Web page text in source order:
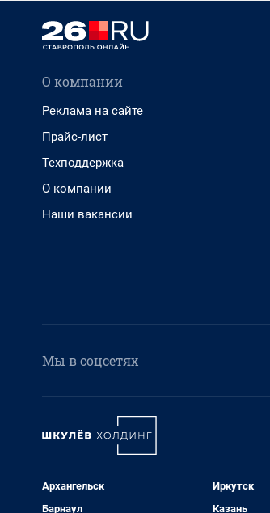
О компании
Реклама на сайте
Прайс-лист
Техподдержка
О компании
Наши вакансии
Мы в соцсетях
Архангельск
Барнаул
Иркутск
Казань